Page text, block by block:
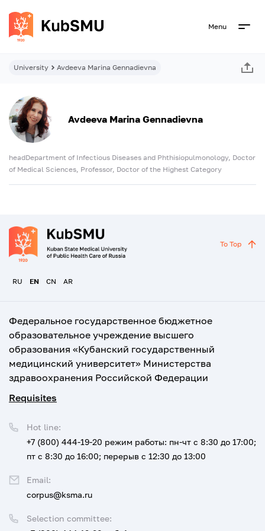
Menu
University Avdeeva Marina Gennadievna
Avdeeva Marina Gennadievna
headDepartment of Infectious Diseases and Phthisiopulmonology, Doctor
of Medical Sciences, Professor, Doctor of the Highest Category
RU EN CN AR
To Top
Федеральное государственное бюджетное
образовательное учреждение высшего
образования «Кубанский государственный
медицинский университет» Министерства
здравоохранения Российской Федерации
Requisites
Selection committee:
Hot line:
+7 (800) 444-19-20 режим работы: пн-чт с 8:30 до 17:00;
пт с 8:30 до 16:00; перерыв с 12:30 до 13:00
Email:
corpus@ksma.ru